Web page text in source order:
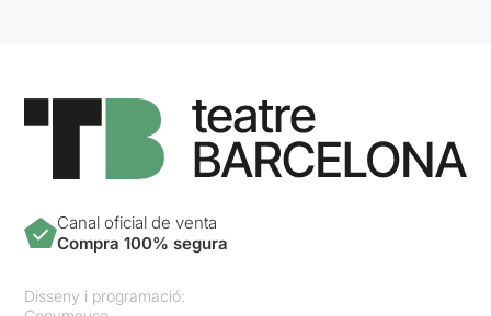
Canal oficial de venta
Compra 100% segura
Disseny i programació: